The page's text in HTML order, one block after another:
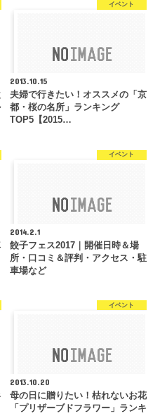
イベント
2013.10.15
夫婦で行きたい！オススメの「京
都・桜の名所」ランキング
TOP5【2015…
イベント
2014.2.1
餃子フェス2017｜開催日時＆場
所・口コミ＆評判・アクセス・駐
車場など
イベント
2013.10.20
母の日に贈りたい！枯れないお花
「プリザーブドフラワー」ランキ